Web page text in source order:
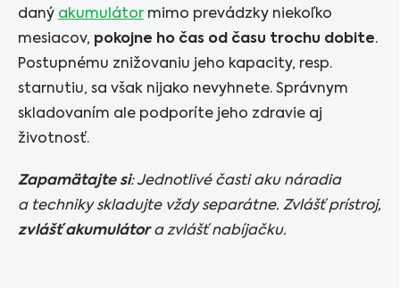
daný akumulátor mimo prevádzky niekoľko
mesiacov, pokojne ho čas od času trochu dobite.
Postupnému znižovaniu jeho kapacity, resp.
starnutiu, sa však nijako nevyhnete. Správnym
skladovaním ale podporíte jeho zdravie aj
životnosť.
Zapamätajte si: Jednotlivé časti aku náradia
a techniky skladujte vždy separátne. Zvlášť prístroj,
zvlášť akumulátora zvlášť nabíjačku.